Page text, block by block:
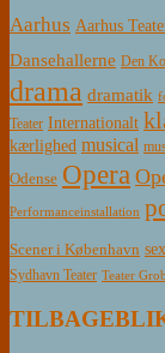
Aarhus Aarhus
Dansehallerne Den
drama dramatik
Teater Internationalt
kærlighed musical
Odense Opera
Performanceinstallation
Scener i København sex
Sydhavn Teater Teater Grob